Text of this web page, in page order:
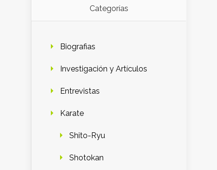
Categorías
Biografias
Investigación y Artículos
Entrevistas
Karate
Shito-Ryu
Shotokan